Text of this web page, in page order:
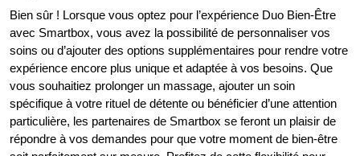
Bien sûr ! Lorsque vous optez pour l’expérience Duo Bien-Être
avec Smartbox, vous avez la possibilité de personnaliser vos
soins ou d’ajouter des options supplémentaires pour rendre votre
expérience encore plus unique et adaptée à vos besoins. Que
vous souhaitiez prolonger un massage, ajouter un soin
spécifique à votre rituel de détente ou bénéficier d’une attention
particulière, les partenaires de Smartbox se feront un plaisir de
répondre à vos demandes pour que votre moment de bien-être